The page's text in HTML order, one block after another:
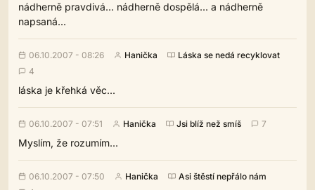
nádherně pravdivá... nádherně dospělá... a nádherně
napsaná...
06.10.2007 - 08:26 Hanička
Láska se nedá recyklovat
4
láska je křehká věc...
06.10.2007 - 07:51 Hanička Jsi blíž než smíš 7
Myslím, že rozumím...
06.10.2007 - 07:50 Hanička
Asi štěstí nepřálo nám